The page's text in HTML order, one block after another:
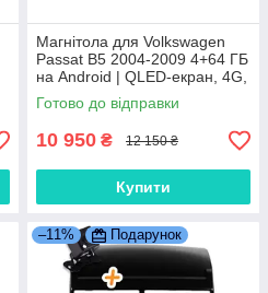
Магнітола для Volkswagen
Passat B5 2004-2009 4+64 ГБ
на Android | QLED-екран, 4G,
Bluetooth
Готово до відправки
10 950 ₴ 12 150 ₴
Купити
–11% Подарунок